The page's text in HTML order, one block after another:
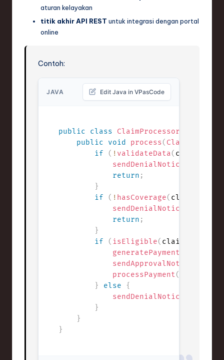
aturan kelayakan
titik akhir API REST untuk integrasi dengan portal
online
Contoh:
JAVA Edit Java in VPasCode
public class ClaimProcessor
public
void process( Claim
if
( ! validateData( claim
sendDenialNotice
return ;
}
if
( ! hasCoverage( claim
sendDenialNotice
return ;
}
if
( isEligible( claim
generatePaymentSchedule
sendApprovalNotice
processPayment(
}
else
{
sendDenialNotice
}
}
}